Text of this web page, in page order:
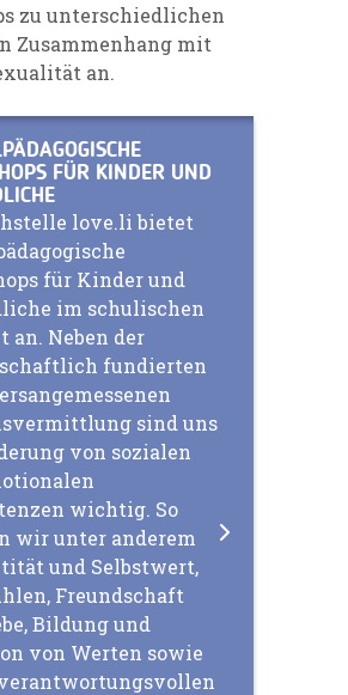
zu unterschiedlichen
Zusammenhang mit
an.
FÜR KINDER UND
love.li bietet
für Kinder und
im schulischen
an. Neben der
fundierten
sind uns
von sozialen
wichtig. So
wir unter anderem
und Selbstwert,
Freundschaft
Bildung und
von Werten sowie